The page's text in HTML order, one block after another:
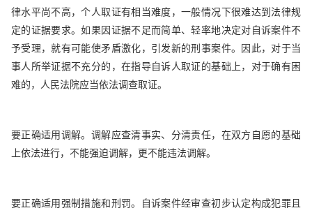
律水平尚不高，个人取证有相当难度，一般情况下很难达到法律规
定的证据要求。如果因证据不足而简单、轻率地决定对自诉案件不
予受理，就有可能使矛盾激化，引发新的刑事案件。因此，对于当
事人所举证据不充分的，在指导自诉人取证的基础上，对于确有困
难的，人民法院应当依法调查取证。
要正确适用调解。调解应查清事实、分清责任，在双方自愿的基础
上依法进行，不能强迫调解，更不能违法调解。
要正确适用强制措施和刑罚。自诉案件经审查初步认定构成犯罪且